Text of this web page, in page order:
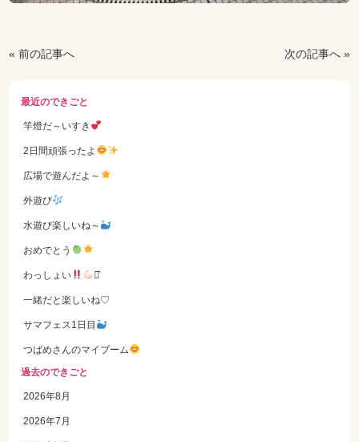
« 前の記事へ 次の記事へ »
最近のできごと
竿燈だ～いすき
2日間頑張ったよ
広場で遊んだよ～
外遊び
水遊び楽しいね～
おめでとう
わっしょい ⋆͛
一緒だと楽しいね♡
サマフェス1日目
つばめさんのマイブーム
過去のできごと
2026年8月
2026年7月